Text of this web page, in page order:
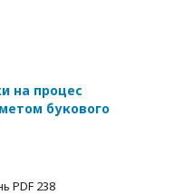
на процес
букового
PDF 238